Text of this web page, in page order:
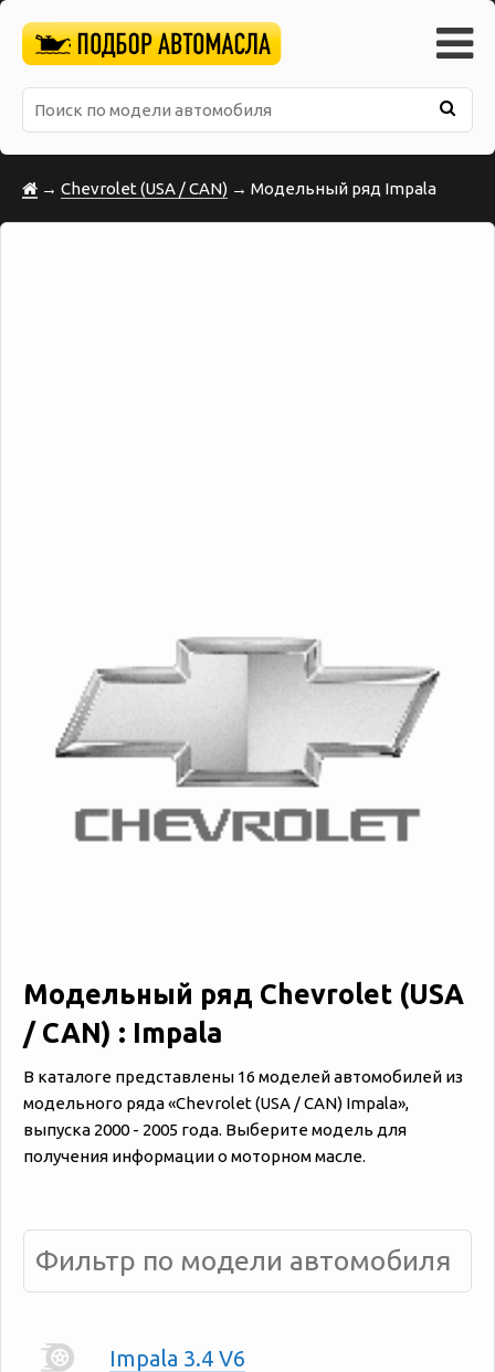
→ Chevrolet (USA / CAN) → Модельный ряд Impala
Модельный ряд Chevrolet (USA
/ CAN) : Impala
В каталоге представлены 16 моделей автомобилей из
модельного ряда «‎Chevrolet (USA / CAN) Impala»,
выпуска 2000 - 2005 года. Выберите модель для
получения информации о моторном масле.
Impala 3.4 V6